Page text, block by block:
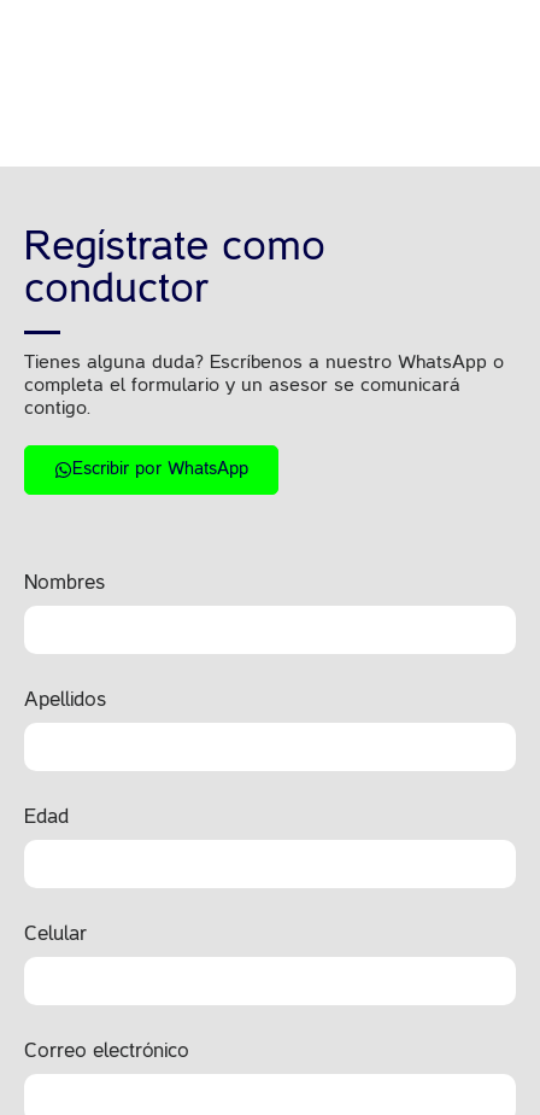
Regístrate como
conductor
Tienes alguna duda? Escríbenos a nuestro WhatsApp o
completa el formulario y un asesor se comunicará
contigo.
Escribir por WhatsApp
Nombres
Apellidos
Edad
Celular
Correo electrónico